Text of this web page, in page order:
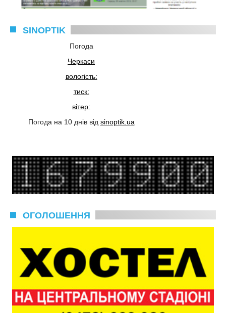
SINOPTIK
Погода
Черкаси
вологість:
тиск:
вітер:
Погода на 10 днів від sinoptik.ua
ОГОЛОШЕННЯ